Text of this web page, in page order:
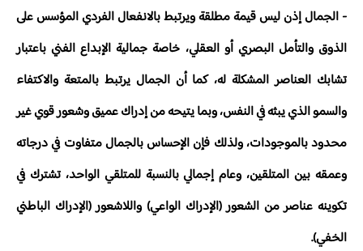
- الجمال إذن ليس قيمة مطلقة ويرتبط بالانفعال الفردي المؤسس على
الذوق والتأمل البصري أو العقلي، خاصة جمالية الإبداع الفني باعتبار
تشابك العناصر المشكلة له، كما أن الجمال يرتبط بالمتعة والاكتفاء
والسمو الذي يبثه في النفس، وبما يتيحه من إدراك عميق وشعور قوي غير
محدود بالموجودات، ولذلك فإن الإحساس بالجمال متفاوت في درجاته
وعمقه بين المتلقين، وعام إجمالي بالنسبة للمتلقي الواحد، تشترك في
تكوينه عناصر من الشعور (الإدراك الواعي) واللاشعور (الإدراك الباطني
الخفي).